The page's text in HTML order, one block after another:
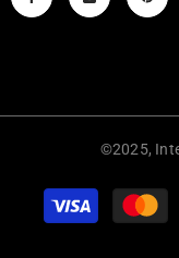
©2025,